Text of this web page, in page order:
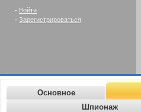
- Войти
- Зарегистрироваться
Основное
Шпионаж